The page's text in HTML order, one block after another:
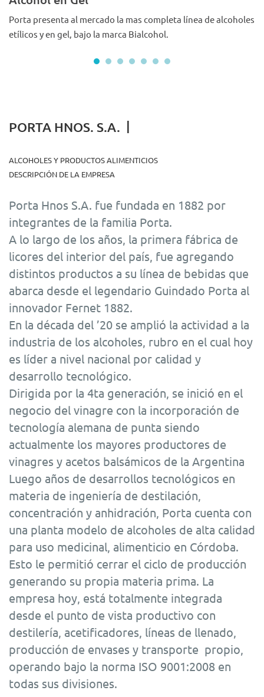
Porta presenta al mercado la mas completa línea de alcoholes
etílicos y en gel, bajo la marca Bialcohol.
PORTA HNOS. S.A. |
ALCOHOLES Y PRODUCTOS ALIMENTICIOS
DESCRIPCIÓN DE LA EMPRESA
Porta Hnos S.A. fue fundada en 1882 por
integrantes de la familia Porta.
A lo largo de los años, la primera fábrica de
licores del interior del país, fue agregando
distintos productos a su línea de bebidas que
abarca desde el legendario Guindado Porta al
innovador Fernet 1882.
En la década del ’20 se amplió la actividad a la
industria de los alcoholes, rubro en el cual hoy
es líder a nivel nacional por calidad y
desarrollo tecnológico.
Dirigida por la 4ta generación, se inició en el
negocio del vinagre con la incorporación de
tecnología alemana de punta siendo
actualmente los mayores productores de
vinagres y acetos balsámicos de la Argentina
Luego años de desarrollos tecnológicos en
materia de ingeniería de destilación,
concentración y anhidración, Porta cuenta con
una planta modelo de alcoholes de alta calidad
para uso medicinal, alimenticio en Córdoba.
Esto le permitió cerrar el ciclo de producción
generando su propia materia prima. La
empresa hoy, está totalmente integrada
desde el punto de vista productivo con
destilería, acetificadores, líneas de llenado,
producción de envases y transporte propio,
operando bajo la norma ISO 9001:2008 en
todas sus divisiones.